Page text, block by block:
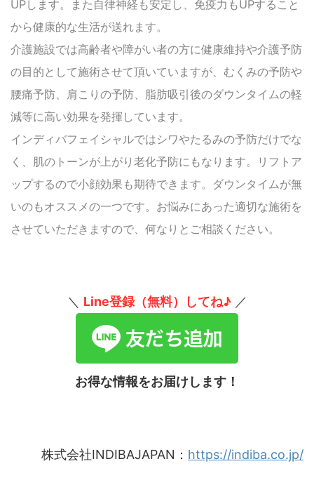
UPします。
また自律神経も安定し、免疫力もUPすること
から健康的な生活が送れます。
介護施設では高齢者や障がい者の方に健康維持や介護予防
の目的として施術させて頂いていますが、むくみの予防や
腰痛予防、肩こりの予防、脂肪吸引後のダウンタイムの軽
減等に高い効果を発揮しています。
インディバフェイシャルではシワやたるみの予防だけでな
く、肌のトーンが上がり老化予防にもなります。
リフトア
ップするので小顔効果も期待できます。 ダウンタイムが無
いのもオススメの一つです。 お悩みにあった適切な施術を
させていただきますので、何なりとご相談ください。
＼ Line登録（無料）してね♪／
お得な情報をお届けします！
株式会社INDIBAJAPAN： https://indiba.co.jp/